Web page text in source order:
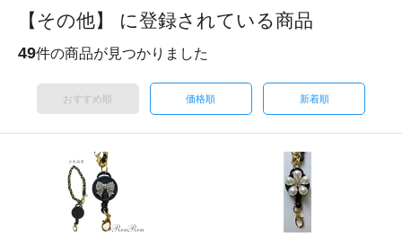
【その他】 に登録されている商品
49件の商品が見つかりました
おすすめ順 価格順 新着順